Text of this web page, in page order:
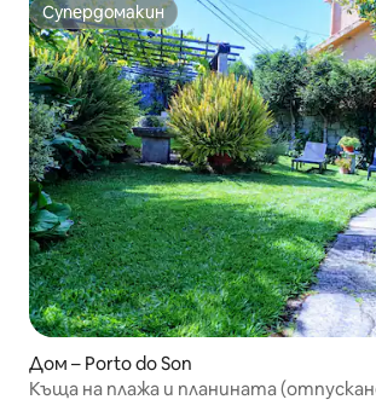
Супердомакин
Супердомакин
Дом – Porto do Son
Къща на плажа и планината